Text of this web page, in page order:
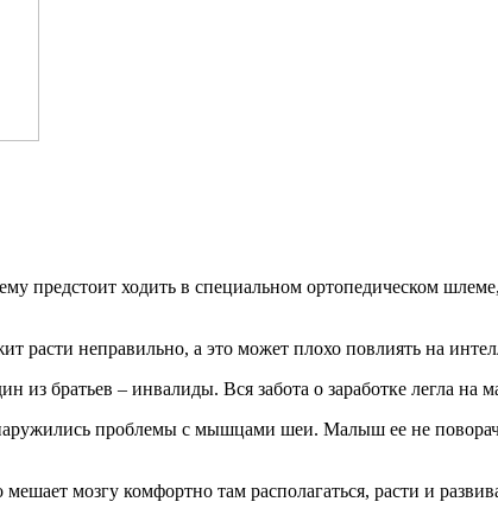
ходить в специальном ортопедическом
расти неправильно, а это может плохо повлиять на
братьев – инвалиды. Вся забота о заработке легла на
проблемы с мышцами шеи. Малыш ее не
мозгу комфортно там располагаться, расти и